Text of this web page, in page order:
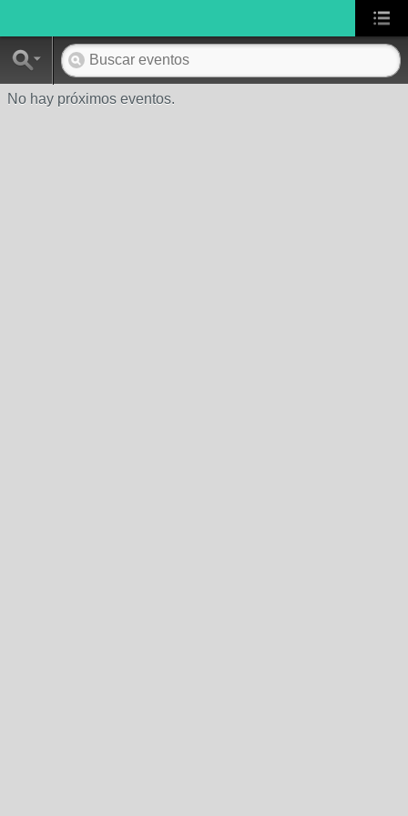
No hay próximos eventos.